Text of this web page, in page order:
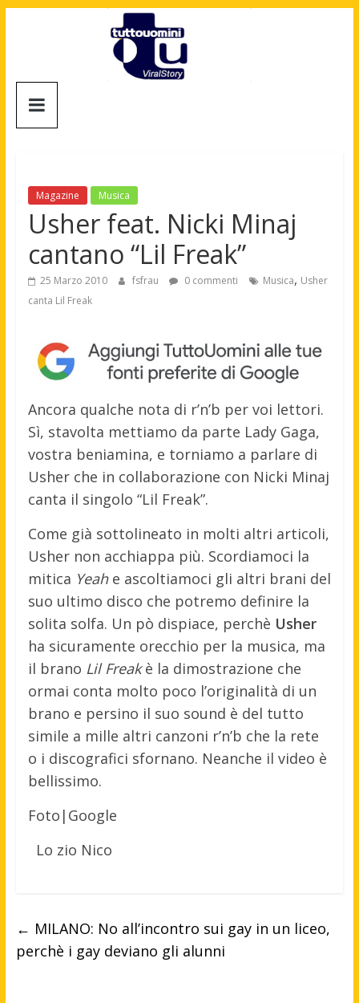
Tuttouomini
Motori,
gay
news
moda
maschile
Magazine Musica
Usher feat. Nicki Minaj
cantano “Lil Freak”
25 Marzo 2010 fsfrau 0 commenti Musica, Usher
canta Lil Freak
Ancora qualche nota di r’n’b per voi lettori.
Sì, stavolta mettiamo da parte Lady Gaga,
vostra beniamina, e torniamo a parlare di
Usher che in collaborazione con Nicki Minaj
canta il singolo “Lil Freak”.
Come già sottolineato in molti altri articoli,
Usher non acchiappa più. Scordiamoci la
mitica Yeahe ascoltiamoci gli altri brani del
suo ultimo disco che potremo definire la
solita solfa. Un pò dispiace, perchè Usher
ha sicuramente orecchio per la musica, ma
il brano Lil Freakè la dimostrazione che
ormai conta molto poco l’originalità di un
brano e persino il suo sound è del tutto
simile a mille altri canzoni r’n’b che la rete
o i discografici sfornano. Neanche il video è
bellissimo.
Foto|Google
Lo zio Nico
← MILANO: No all’incontro sui gay in un liceo,
perchè i gay deviano gli alunni